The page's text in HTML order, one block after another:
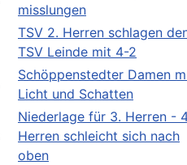
misslungen
TSV 2. Herren schlagen
TSV Leinde mit 4-2
Schöppenstedter Damen
Licht und Schatten
Niederlage für 3. Herren -
Herren schleicht sich nach
oben